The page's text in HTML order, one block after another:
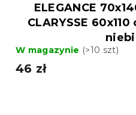
ELEGANCE
CLARYSSE
W magazynie (>10 szt)
46 zł